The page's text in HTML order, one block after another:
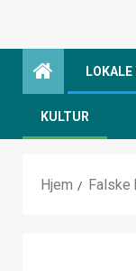
KULTUR
Hjem Falske